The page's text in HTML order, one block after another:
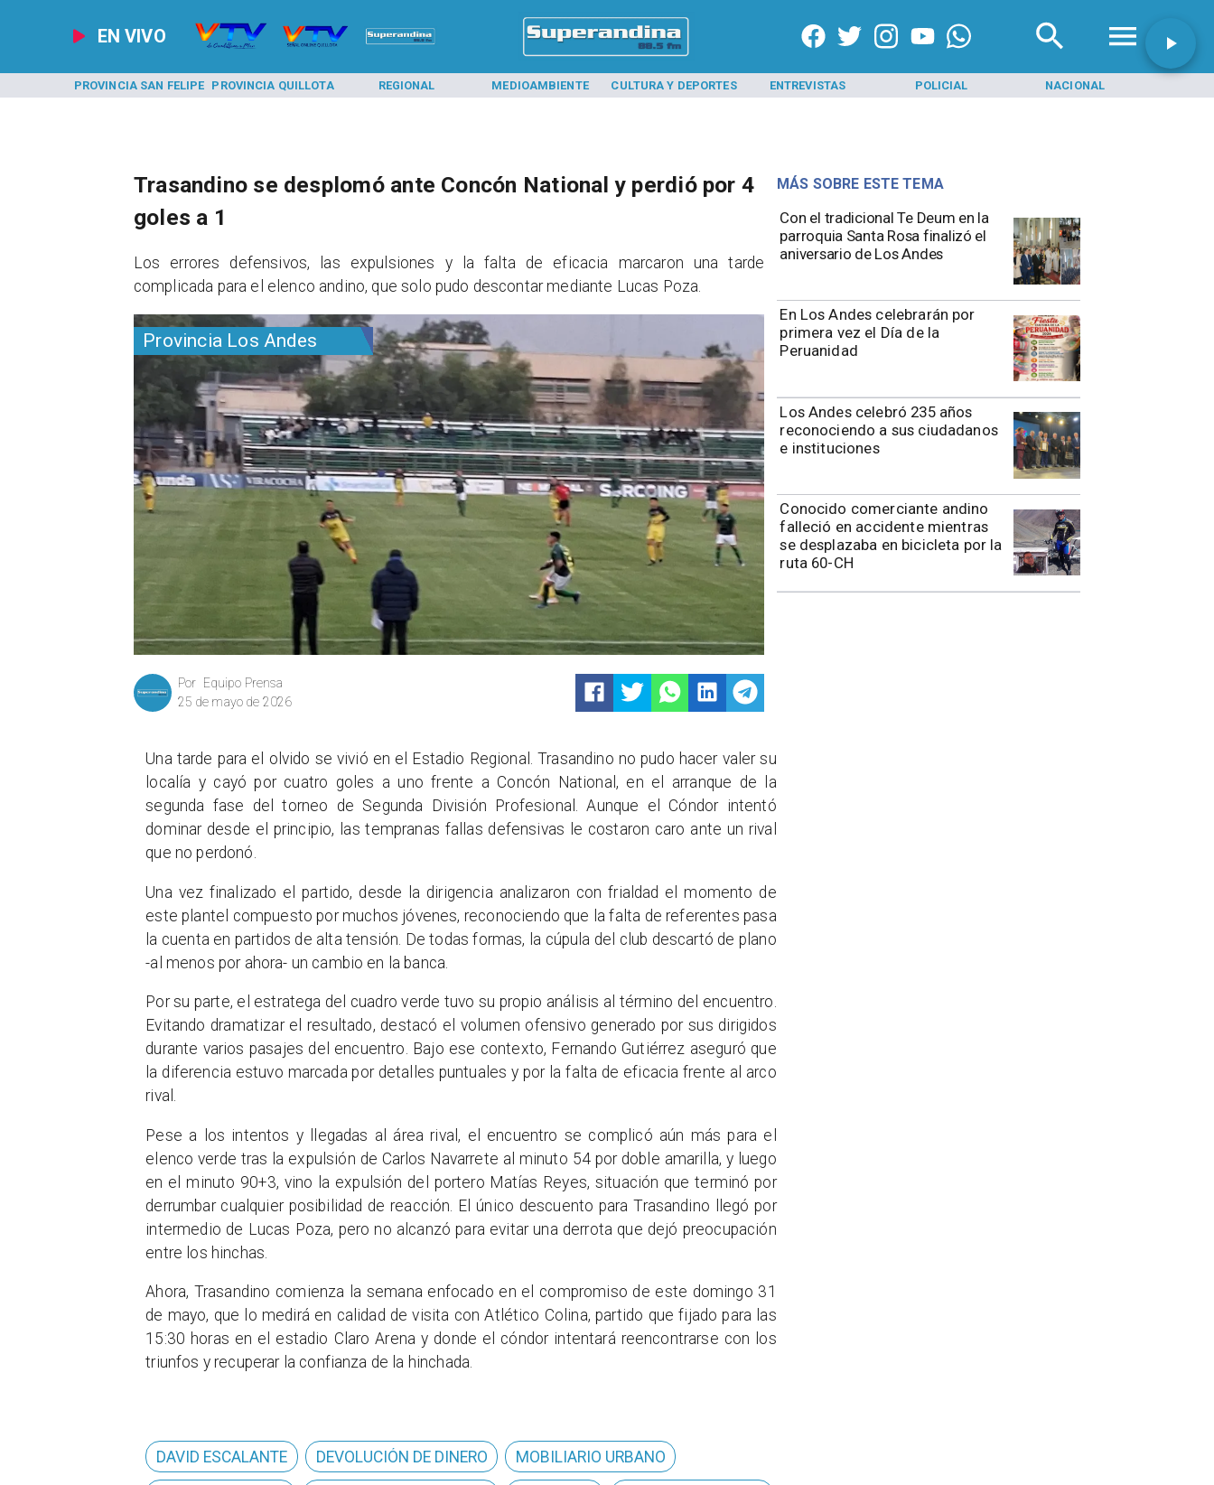
EN VIVO
PROVINCIA SAN FELIPE PROVINCIA QUILLOTA REGIONAL MEDIOAMBIENTE CULTURA Y DEPORTES ENTREVISTAS POLICIAL NACIONAL
Provincia Los Andes
Equipo Prensa
Por
25 de mayo de 2026
Con el tradicional Te Deum en la
parroquia Santa Rosa finalizó el
aniversario de Los Andes
En Los Andes celebrarán por
primera vez el Día de la
Peruanidad
Los Andes celebró 235 años
reconociendo a sus ciudadanos
e instituciones
Conocido comerciante andino
falleció en accidente mientras
se desplazaba en bicicleta por la
ruta 60-CH
MÁS SOBRE ESTE TEMA
Trasandino se desplomó ante Concón National y perdió por 4
goles a 1
​Los errores defensivos, las expulsiones y la falta de eficacia marcaron una tarde
complicada para el elenco andino, que solo pudo descontar mediante Lucas Poza.
Una tarde para el olvido se vivió en el Estadio Regional. Trasandino no pudo hacer valer su
localía y cayó por cuatro goles a uno frente a Concón National, en el arranque de la
segunda fase del torneo de Segunda División Profesional. Aunque el Cóndor intentó
dominar desde el principio, las tempranas fallas defensivas le costaron caro ante un rival
que no perdonó.
Una vez finalizado el partido, desde la dirigencia analizaron con frialdad el momento de
este plantel compuesto por muchos jóvenes, reconociendo que la falta de referentes pasa
la cuenta en partidos de alta tensión. De todas formas, la cúpula del club descartó de plano
-al menos por ahora- un cambio en la banca.
Por su parte, el estratega del cuadro verde tuvo su propio análisis al término del encuentro.
Evitando dramatizar el resultado, destacó el volumen ofensivo generado por sus dirigidos
durante varios pasajes del encuentro. Bajo ese contexto, Fernando Gutiérrez aseguró que
la diferencia estuvo marcada por detalles puntuales y por la falta de eficacia frente al arco
rival.
Pese a los intentos y llegadas al área rival, el encuentro se complicó aún más para el
elenco verde tras la expulsión de Carlos Navarrete al minuto 54 por doble amarilla, y luego
en el minuto 90+3, vino la expulsión del portero Matías Reyes, situación que terminó por
derrumbar cualquier posibilidad de reacción. El único descuento para Trasandino llegó por
intermedio de Lucas Poza, pero no alcanzó para evitar una derrota que dejó preocupación
entre los hinchas.
Ahora, Trasandino comienza la semana enfocado en el compromiso de este domingo 31
de mayo, que lo medirá en calidad de visita con Atlético Colina, partido que fijado para las
15:30 horas en el estadio Claro Arena y donde el cóndor intentará reencontrarse con los
triunfos y recuperar la confianza de la hinchada.
DAVID ESCALANTE DEVOLUCIÓN DE DINERO MOBILIARIO URBANO